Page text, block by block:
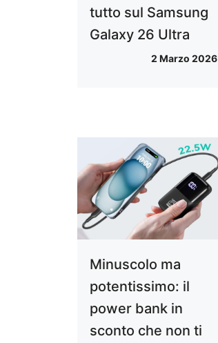
tutto sul Samsung
Galaxy 26 Ultra
2 Marzo 2026
Minuscolo ma
potentissimo: il
power bank in
sconto che non ti